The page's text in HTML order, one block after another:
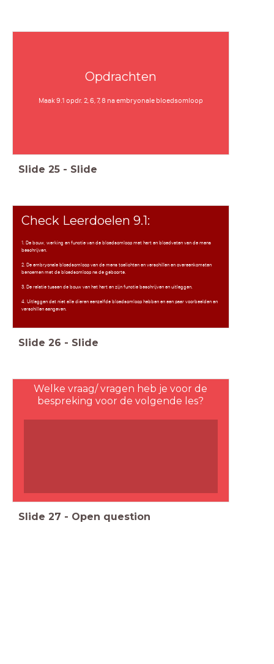
Opdrachten
Maak 9.1 opdr. 2, 6, 7, 8 na embryonale bloedsomloop
Slide 25 - Slide
Check Leerdoelen 9.1:
1. De bouw, werking en functie van de bloedsomloop met hart en bloedvaten van de mens
beschrijven.
2. De embryonale bloedsomloop van de mens toelichten en verschillen en overeenkomsten
benoemen met de bloedsomloop na de geboorte.
3. De relatie tussen de bouw van het hart en zijn functie beschrijven en uitleggen.
4. Uitleggen dat niet alle dieren eenzelfde bloedsomloop hebben en een paar voorbeelden en
verschillen aangeven.
Slide 26 - Slide
Welke vraag/ vragen heb je voor de
bespreking voor de volgende les?
Slide 27 - Open question